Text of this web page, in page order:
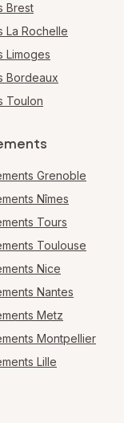
Brest
La Rochelle
Limoges
Bordeaux
Toulon
Grenoble
Nîmes
Tours
Toulouse
Nice
Nantes
Metz
Montpellier
Lille